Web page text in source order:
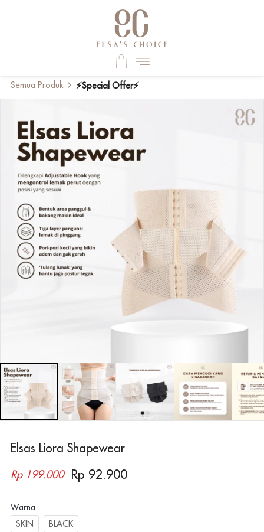
Semua Produk ⚡Special Offer⚡
Elsas Liora Shapewear
Rp 199.000 Rp 92.900
Warna
SKIN
BLACK